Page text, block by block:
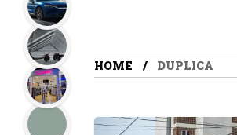
HOME DUPLICA